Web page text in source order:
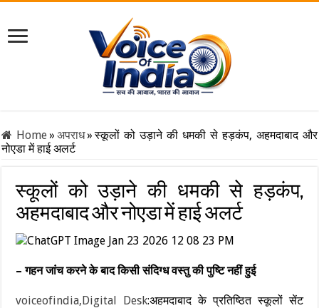
Home» अपराध» स्कूलों को उड़ाने की धमकी से हड़कंप, अहमदाबाद और
नोएडा में हाई अलर्ट
स्कूलों को उड़ाने की धमकी से हड़कंप,
अहमदाबाद और नोएडा में हाई अलर्ट
– गहन जांच करने के बाद किसी संदिग्ध वस्तु की पुष्टि नहीं हुई
voiceofindia,Digital Desk:अहमदाबाद के प्रतिष्ठित स्कूलों सेंट